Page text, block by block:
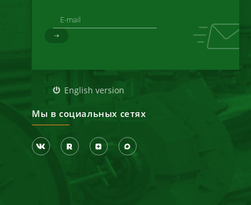
English version
Мы в социальных сетях